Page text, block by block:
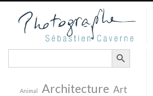
Search
SEARCH BUTTON
Animal Architecture Art